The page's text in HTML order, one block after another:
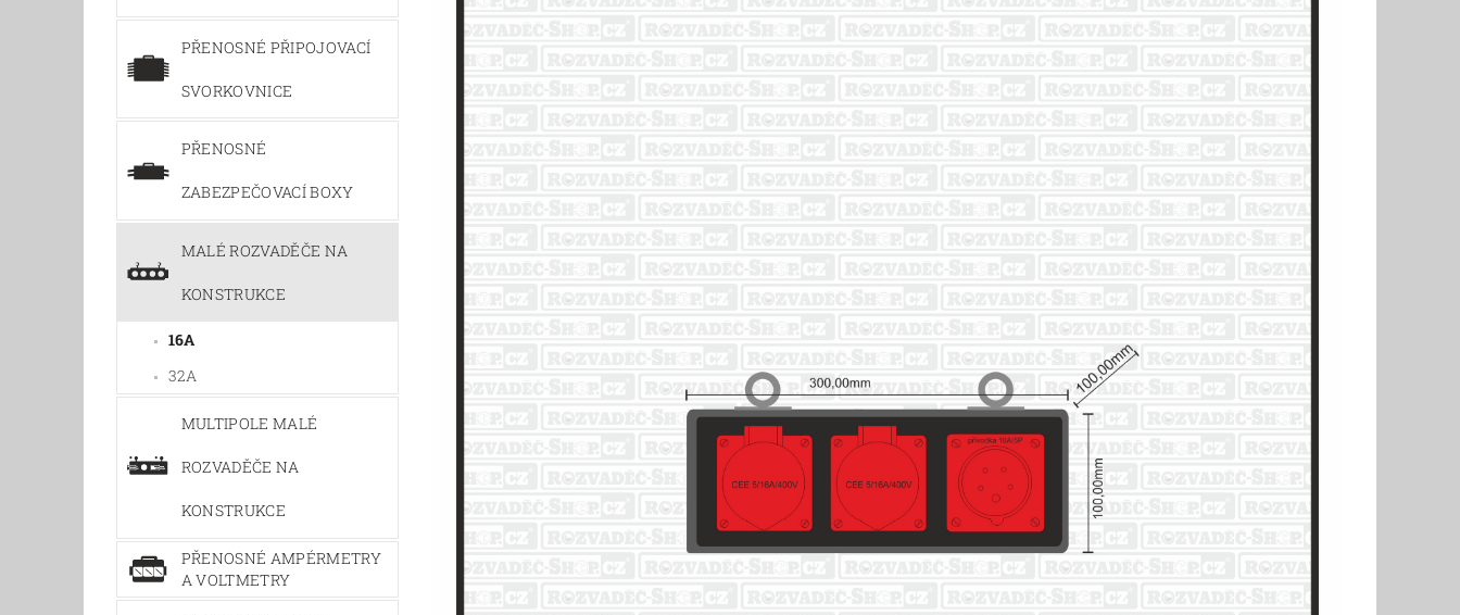
PŘENOSNÉ PŘIPOJOVACÍ
SVORKOVNICE
PŘENOSNÉ
ZABEZPEČOVACÍ BOXY
MALÉ ROZVADĚČE NA
KONSTRUKCE
16A
32A
MULTIPOLE MALÉ
ROZVADĚČE NA
KONSTRUKCE
PŘENOSNÉ AMPÉRMETRY
A VOLTMETRY